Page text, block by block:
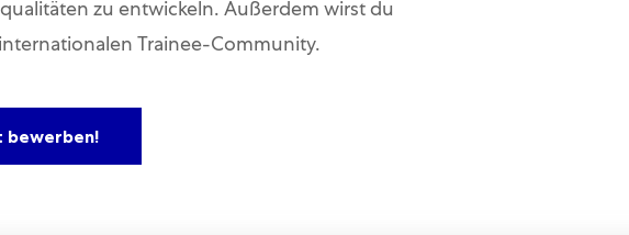
zu entwickeln. Außerdem wirst du
Trainee-Community.
bewerben!